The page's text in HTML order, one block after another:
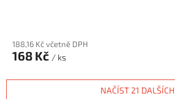
188,16 Kč včetně DPH
168 Kč / ks
NAČÍST 21 DALŠÍCH